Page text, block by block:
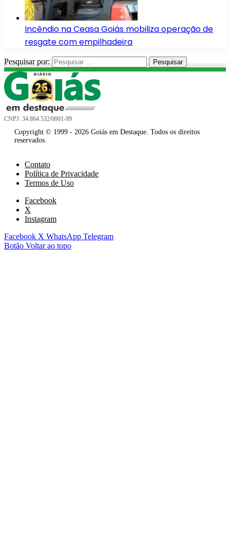
Incêndio na Ceasa Goiás mobiliza operação de
resgate com empilhadeira
Pesquisar por:
CNPJ: 34.864.532/0001-99
Copyright © 1999 - 2026 Goiás em Destaque. Todos os direitos
reservados.
Contato
Política de Privacidade
Termos de Uso
Facebook
X
Instagram
Facebook X WhatsApp Telegram
Botão Voltar ao topo